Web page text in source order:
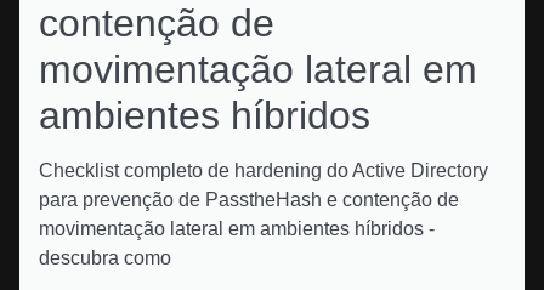
contenção de
movimentação lateral em
ambientes híbridos
Checklist completo de hardening do Active Directory
para prevenção de PasstheHash e contenção de
movimentação lateral em ambientes híbridos -
descubra como